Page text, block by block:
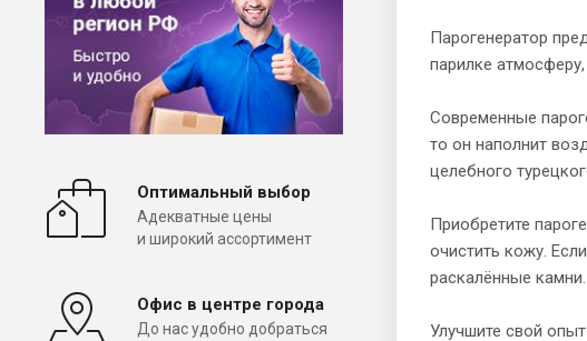
Парогенератор
парилке
Современные
то он наполнит
целебного
Приобретите
очистить кожу.
раскалённые
Улучшите свой
Оптимальный выбор
Адекватные цены
и широкий ассортимент
Офис в центре города
До нас удобно добраться